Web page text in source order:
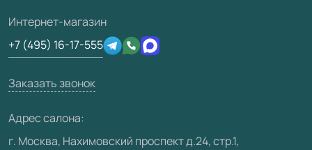
Отзывы клиентов
Техническая информация
Юридическая информация
3D-модели
Сертификаты
Производство
Вакансии
Видео
Интернет-магазин
+7 (495) 16-17-555
Заказать звонок
Адрес салона:
г. Москва, Нахимовский проспект д.24, стр.1,